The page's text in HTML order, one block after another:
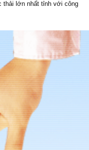
thải lớn nhất tỉnh với công